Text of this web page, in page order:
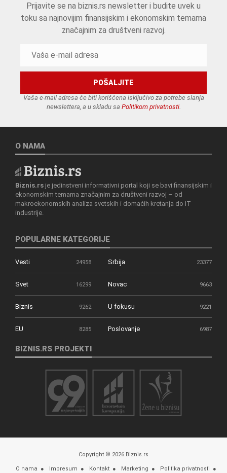
Prijavite se na biznis.rs newsletter i budite uvek u
toku sa najnovijim finansijskim i ekonomskim temama
značajnim za društveni razvoj.
Vaša e-mail adresa će biti korišćena isključivo za potrebe slanja
newslettera, a u skladu sa Politikom privatnosti.
O NAMA
Biznis.rs je jedinstveni informativni portal koji se bavi finansijskim i
ekonomskim temama značajnim za društveni razvoj – od
makroekonomskih analiza svetskih i domaćih kretanja do IT
industrije.
POPULARNE KATEGORIJE
Vesti 24958 Srbija 23377
Svet 16299 Novac 9663
Biznis 9262 U fokusu 9221
EU 8285 Poslovanje 6987
BIZNIS.RS PROJEKTI
Copyright © 2026 Biznis.rs
O nama Impresum Kontakt Marketing Politika privatnosti